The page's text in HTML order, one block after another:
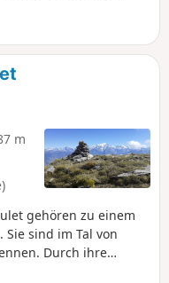
Blanc-Massiv. Auf
die Ankunft in 1 Stunde
m
gehören zu einem
sind im Tal von
Durch ihre